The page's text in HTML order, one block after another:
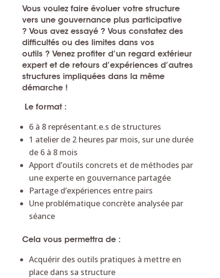
Vous voulez faire évoluer votre structure
vers une gouvernance plus participative
? Vous avez essayé ? Vous constatez des
difficultés ou des limites dans vos
outils ?Venez profiter d’un regard extérieur
expert et de retours d’expériences d’autres
structures impliquées dans la même
démarche !
Le format :
6 à 8 représentant.e.s de structures
1 atelier de 2 heures par mois, sur une durée
de 6 à 8 mois
Apport d’outils concrets et de méthodes par
une experte en gouvernance partagée
Partage d’expériences entre pairs
Une problématique concrète analysée par
séance
Cela vous permettra de :
Acquérir des outils pratiques à mettre en
place dans sa structure